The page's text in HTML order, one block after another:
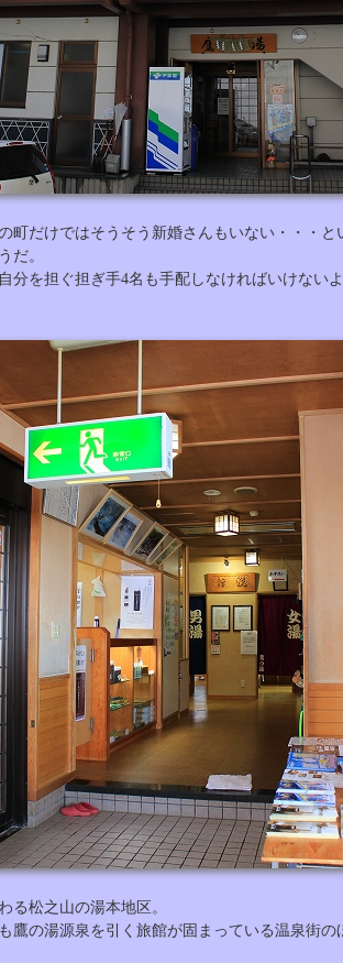
町だけではそうそう新婚さんもいない・・・と
だ。
分を担ぐ担ぎ手4名も手配しなければいけない
松之山の湯本地区。
鷹の湯源泉を引く旅館が固まっている温泉街の